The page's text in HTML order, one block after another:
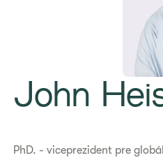
John
PhD. - viceprezident pre